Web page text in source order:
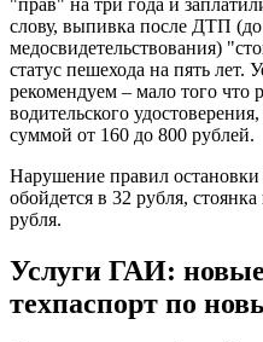
слову, выпивка после ДТП
медосвидетельствования)
статус пешехода на пять лет.
рекомендуем – мало того что
водительского
суммой от 160 до 800 рублей.
Нарушение правил
обойдется в 32 рубля,
рубля.
Услуги ГАИ:
техпаспорт по